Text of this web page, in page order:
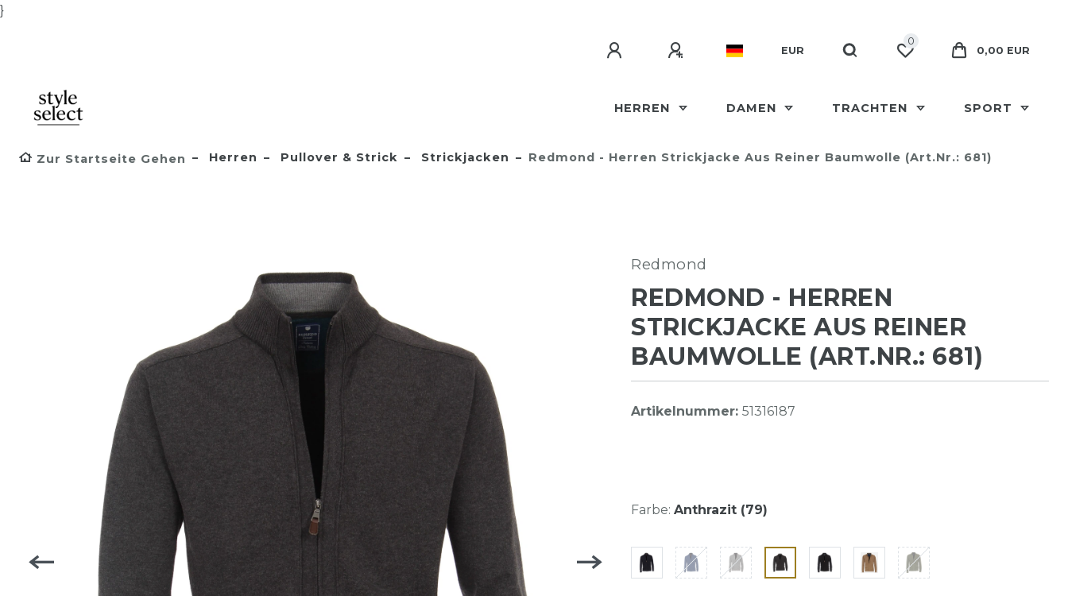
}
EUR
0
0,00 EUR
HERREN DAMEN TRACHTEN SPORT
Zur Startseite Gehen Herren Pullover & Strick Strickjacken Redmond - Herren Strickjacke Aus Reiner Baumwolle (Art.Nr.: 681)
Redmond
REDMOND - HERREN
STRICKJACKE AUS REINER
BAUMWOLLE (ART.NR.: 681)
Artikelnummer: 51316187
Farbe: Anthrazit (79)